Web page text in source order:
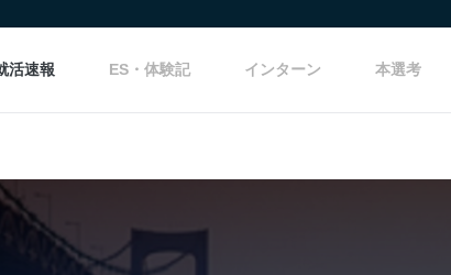
活速報 ES・体験記 インターン 本選考